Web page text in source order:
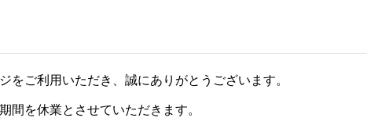
をご利用いただき、誠にありがとうございます。
間を休業とさせていただきます。